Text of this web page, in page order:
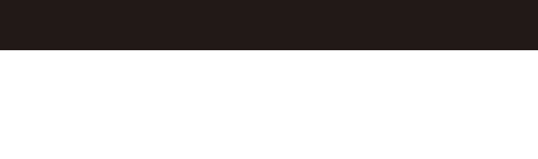
Посольство
Посольство